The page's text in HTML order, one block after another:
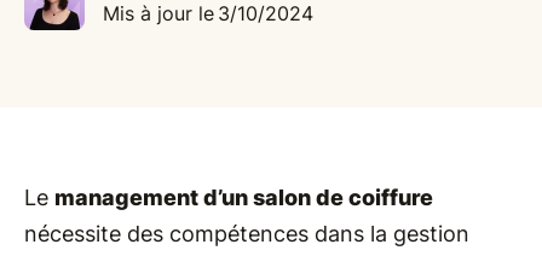
Mis à jour le 3/10/2024
Le management d’un salon de coiffure
nécessite des compétences dans la gestion